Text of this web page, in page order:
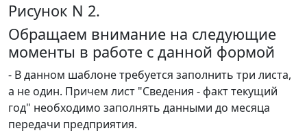
Рисунок N 2.
Обращаем внимание на следующие
моменты в работе с данной формой
- В данном шаблоне требуется заполнить три листа,
а не один. Причем лист "Сведения - факт текущий
год" необходимо заполнять данными до месяца
передачи предприятия.